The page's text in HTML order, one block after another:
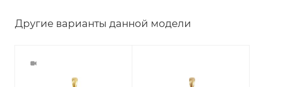
Другие варианты данной модели